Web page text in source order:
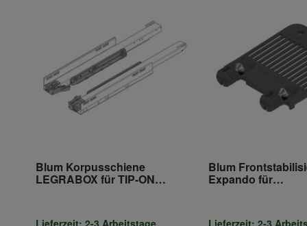
Blum Korpusschiene
LEGRABOX für TIP-ON
Lieferzeit: 2-3 Arbeitstage
Blum
Expando für
Stück pro Front
Lieferzeit: 2-3